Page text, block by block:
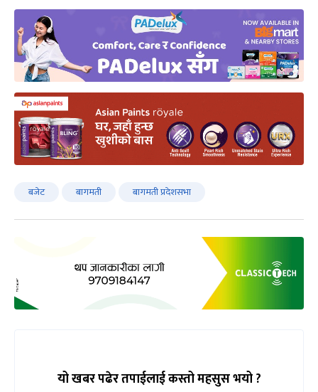
बजेट बागमती बागमती प्रदेशसभा
यो खबर पढेर तपाईलाई कस्तो महसुस भयो ?